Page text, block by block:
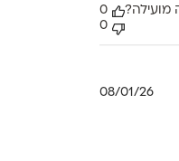
מועילה?
0
0
תאריך08/01/26